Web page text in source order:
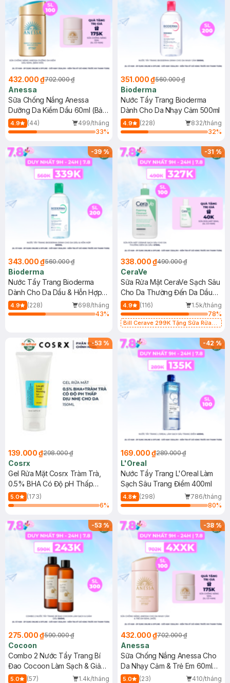
432.000 ₫702.000 ₫
Anessa
Sữa Chống Nắng Anessa
Dưỡng Da Kiềm Dầu 60ml (Bản
Mới)
4.9 (44)
499/tháng
33%
351.000 ₫560.000 ₫
Bioderma
Nước Tẩy Trang Bioderma
Dành Cho Da Nhạy Cảm 500ml
4.9 (228)
832/tháng
32%
-39%
343.000 ₫560.000 ₫
Bioderma
Nước Tẩy Trang Bioderma
Dành Cho Da Dầu & Hỗn Hợp
500ml
4.9 (228)
698/tháng
43%
-31%
338.000 ₫490.000 ₫
CeraVe
Sữa Rửa Mặt CeraVe Sạch Sâu
Cho Da Thường Đến Da Dầu
473ml
4.9 (116)
1.5k/tháng
78%
Bill Cerave 299K Tặng Sữa Rửa
-53 %
139.000 ₫298.000 ₫
Cosrx
Gel Rửa Mặt Cosrx Tràm Trà,
0.5% BHA Có Độ pH Thấp
150ml
5.0
(173)
6%
-42%
169.000 ₫289.000 ₫
L'Oreal
Nước Tẩy Trang L'Oreal Làm
Sạch Sâu Trang Điểm 400ml
4.8 (298)
786/tháng
80%
-53%
275.000 ₫590.000 ₫
Cocoon
Combo 2 Nước Tẩy Trang Bí
Đao Cocoon Làm Sạch & Giảm
Dầu 500ml
5.0 (57)
1.4k/tháng
-38%
432.000 ₫702.000 ₫
Anessa
Sữa Chống Nắng Anessa Cho
Da Nhạy Cảm & Trẻ Em 60ml
(Mới)
5.0 (23)
410/tháng